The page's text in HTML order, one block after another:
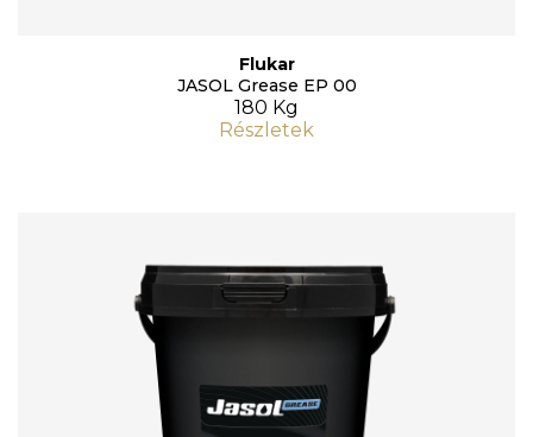
Flukar
JASOL Grease EP 00
180 Kg
Részletek